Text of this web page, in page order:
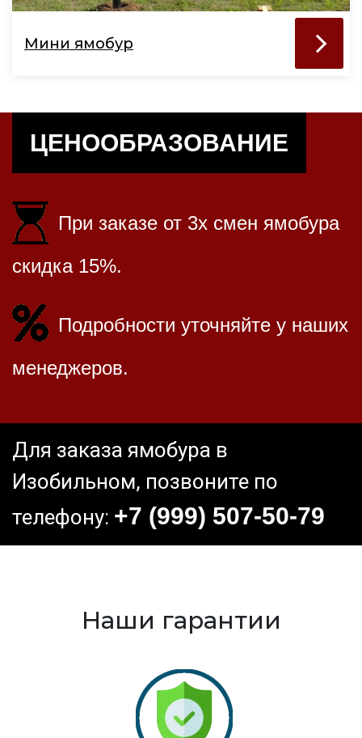
Мини ямобур
ЦЕНООБРАЗОВАНИЕ
При заказе от 3х смен ямобура
скидка 15%.
Подробности уточняйте у наших
менеджеров.
Для заказа ямобура в
Изобильном, позвоните по
телефону: +7 (999) 507-50-79
Наши гарантии